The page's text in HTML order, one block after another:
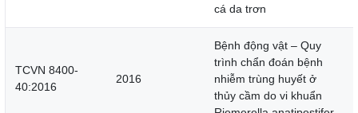
cá da trơn
TCVN 8400-
40:2016
2016
Bệnh động vật – Quy
trình chẩn đoán bệnh
nhiễm trùng huyết ở
thủy cầm do vi khuẩn